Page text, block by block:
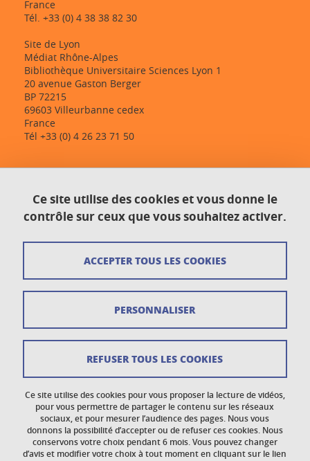
France
Tél. +33 (0) 4 38 38 82 30
Site de Lyon
Médiat Rhône-Alpes
Bibliothèque Universitaire Sciences Lyon 1
20 avenue Gaston Berger
BP 72215
69603 Villeurbanne cedex
France
Tél +33 (0) 4 26 23 71 50
Plan du site
Crédits
Mentions légales
Données personnelles
Accessibilité : non conforme
Politique des cookies
Réclamations
Ce site utilise des cookies et vous donne le
contrôle sur ceux que vous souhaitez activer.
Ce site utilise des cookies pour vous proposer la lecture de vidéos,
pour vous permettre de partager le contenu sur les réseaux
sociaux, et pour mesurer l’audience des pages. Nous vous
donnons la possibilité d’accepter ou de refuser ces cookies. Nous
conservons votre choix pendant 6 mois. Vous pouvez changer
d’avis et modifier votre choix à tout moment en cliquant sur le lien
ACCEPTER TOUS LES COOKIES
REFUSER TOUS LES COOKIES
PERSONNALISER